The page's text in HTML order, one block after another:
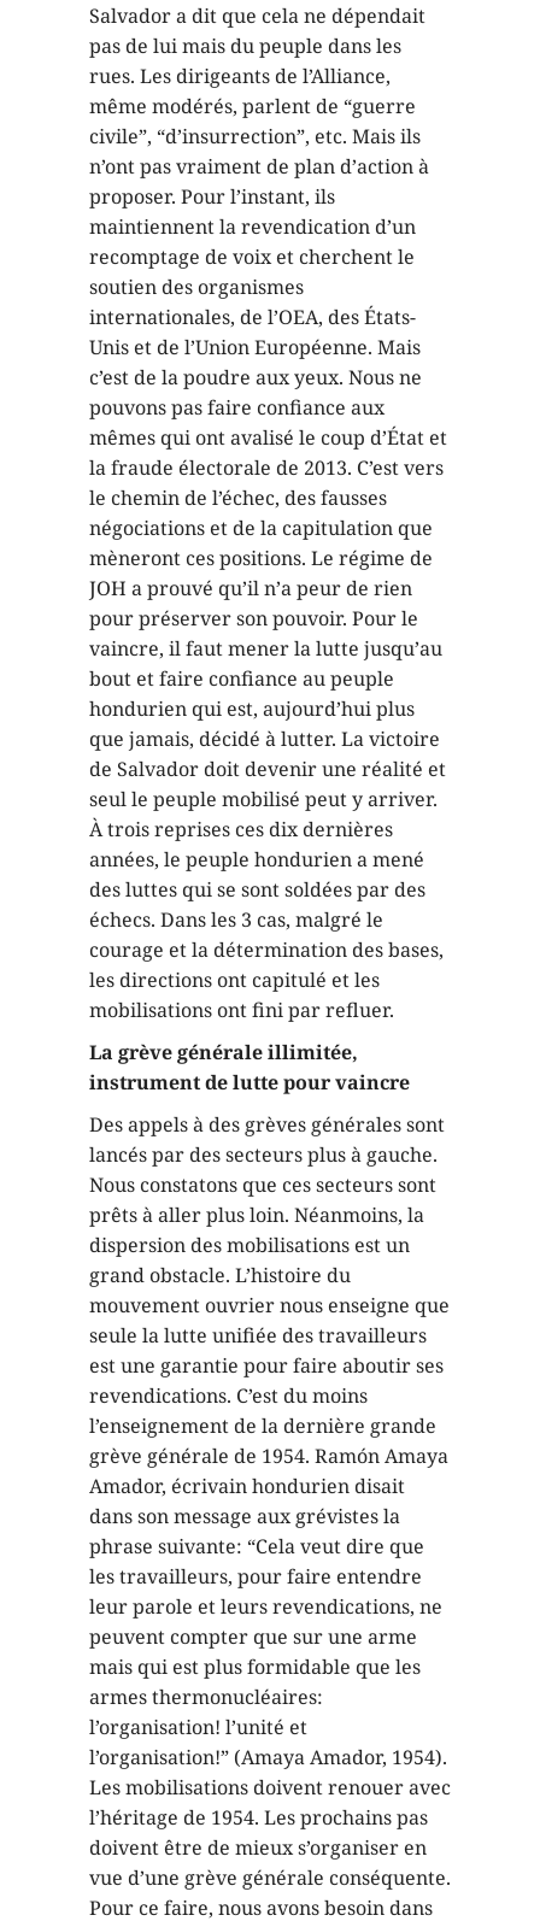
Salvador a dit que cela ne dépendait
pas de lui mais du peuple dans les
rues. Les dirigeants de l’Alliance,
même modérés, parlent de “guerre
civile”, “d’insurrection”, etc. Mais ils
n’ont pas vraiment de plan d’action à
proposer. Pour l’instant, ils
maintiennent la revendication d’un
recomptage de voix et cherchent le
soutien des organismes
internationales, de l’OEA, des États-
Unis et de l’Union Européenne. Mais
c’est de la poudre aux yeux. Nous ne
pouvons pas faire confiance aux
mêmes qui ont avalisé le coup d’État et
la fraude électorale de 2013. C’est vers
le chemin de l’échec, des fausses
négociations et de la capitulation que
mèneront ces positions. Le régime de
JOH a prouvé qu’il n’a peur de rien
pour préserver son pouvoir. Pour le
vaincre, il faut mener la lutte jusqu’au
bout et faire confiance au peuple
hondurien qui est, aujourd’hui plus
que jamais, décidé à lutter. La victoire
de Salvador doit devenir une réalité et
seul le peuple mobilisé peut y arriver.
À trois reprises ces dix dernières
années, le peuple hondurien a mené
des luttes qui se sont soldées par des
échecs. Dans les 3 cas, malgré le
courage et la détermination des bases,
les directions ont capitulé et les
mobilisations ont fini par refluer.
La grève générale illimitée,
instrument de lutte pour vaincre
Des appels à des grèves générales sont
lancés par des secteurs plus à gauche.
Nous constatons que ces secteurs sont
prêts à aller plus loin. Néanmoins, la
dispersion des mobilisations est un
grand obstacle. L’histoire du
mouvement ouvrier nous enseigne que
seule la lutte unifiée des travailleurs
est une garantie pour faire aboutir ses
revendications. C’est du moins
l’enseignement de la dernière grande
grève générale de 1954. Ramón Amaya
Amador, écrivain hondurien disait
dans son message aux grévistes la
phrase suivante: “Cela veut dire que
les travailleurs, pour faire entendre
leur parole et leurs revendications, ne
peuvent compter que sur une arme
mais qui est plus formidable que les
armes thermonucléaires:
l’organisation! l’unité et
l’organisation!” (Amaya Amador, 1954).
Les mobilisations doivent renouer avec
l’héritage de 1954. Les prochains pas
doivent être de mieux s’organiser en
vue d’une grève générale conséquente.
Pour ce faire, nous avons besoin dans